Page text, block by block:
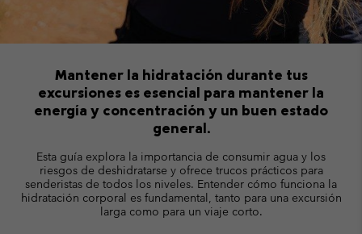
Mantener la hidratación durante tus
excursiones es esencial para mantener la
energía y concentración y un buen estado
general.
Esta guía explora la importancia de consumir agua y los
riesgos de deshidratarse y ofrece trucos prácticos para
senderistas de todos los niveles. Entender cómo funciona la
hidratación corporal es fundamental, tanto para una excursión
larga como para un viaje corto.